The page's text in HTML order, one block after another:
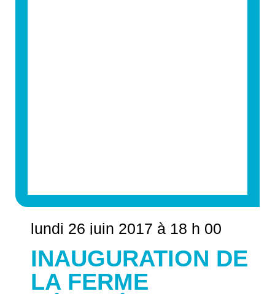
lundi 26 juin 2017 à 18 h 00
INAUGURATION DE
LA FERME